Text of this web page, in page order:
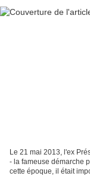
Le 21 mai 2013, l'ex
- la fameuse démarche
cette époque, il était